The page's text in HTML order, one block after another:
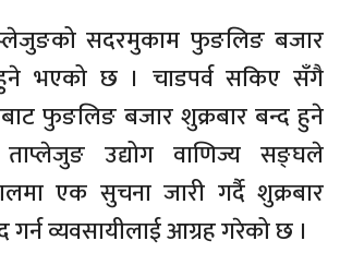
सदरमुकाम फुङलिङ बजार
भएको छ । चाडपर्व सकिए सँगै
फुङलिङ बजार शुक्रबार बन्द हुने
उद्योग वाणिज्य सङ्घले
एक सुचना जारी गर्दै शुक्रबार
व्यवसायीलाई आग्रह गरेको छ ।